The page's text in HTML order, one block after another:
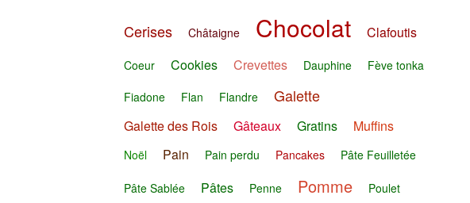
Cerises Châtaigne Chocolat Clafoutis
Coeur Cookies Crevettes Dauphine
Fève tonka
Fiadone
Flan Flandre Galette
Galette des Rois Gâteaux Gratins Muffins
Noël Pain Pain perdu Pancakes Pâte Feuilletée
Pâte Sablée Pâtes Penne Pomme
Poulet